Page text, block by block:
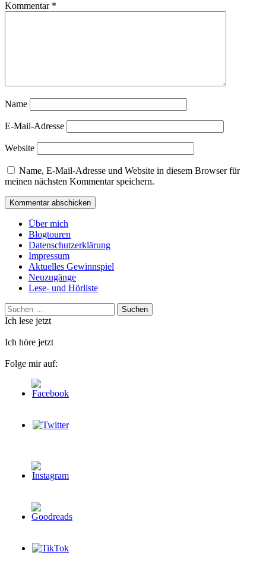
Kommentar *
Name
E-Mail-Adresse
Website
Name, E-Mail-Adresse und Website in diesem Browser für
meinen nächsten Kommentar speichern.
Über mich
Blogtouren
Datenschutzerklärung
Impressum
Aktuelles Gewinnspiel
Neuzugänge
Lese- und Hörliste
Suchen
nach:
Ich lese jetzt
Ich höre jetzt
Folge mir auf: